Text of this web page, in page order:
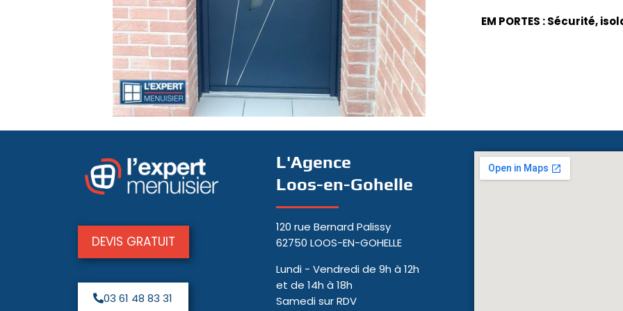
EM PORTES : Sécurité,
DEVIS GRATUIT
03 61 48 83 31
L'Agence
Loos-en-Gohelle
120 rue Bernard Palissy
62750 LOOS-EN-GOHELLE
Lundi - Vendredi de 9h à 12h
et de 14h à 18h
Samedi sur RDV